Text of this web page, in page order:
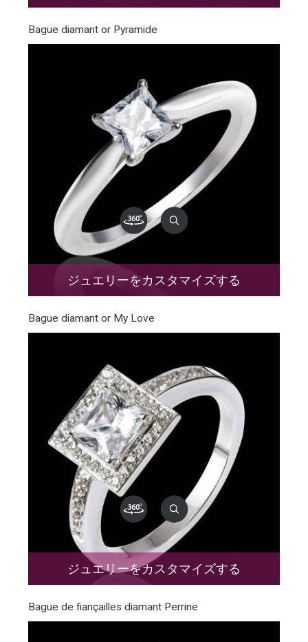
Bague diamant or Pyramide
ジュエリーをカスタマイズする
Bague diamant or My Love
ジュエリーをカスタマイズする
Bague de fiançailles diamant Perrine